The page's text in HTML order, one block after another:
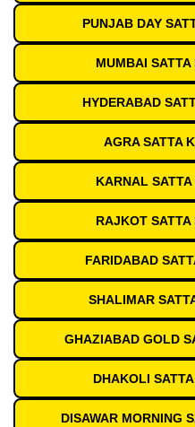
PUNJAB DAY
MUMBAI
HYDERABAD
AGRA SATTA
KARNAL
RAJKOT
FARIDABAD
SHALIMAR
GHAZIABAD GOLD
DHAKOLI
DISAWAR MORNING